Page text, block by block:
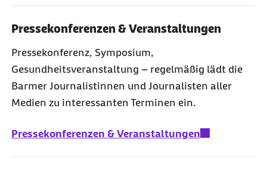
Pressekonferenzen & Veranstaltungen
Pressekonferenz, Symposium,
Gesundheitsveranstaltung – regelmäßig lädt die
Barmer Journalistinnen und Journalisten aller
Medien zu interessanten Terminen ein.
Pressekonferenzen & Veranstaltungen